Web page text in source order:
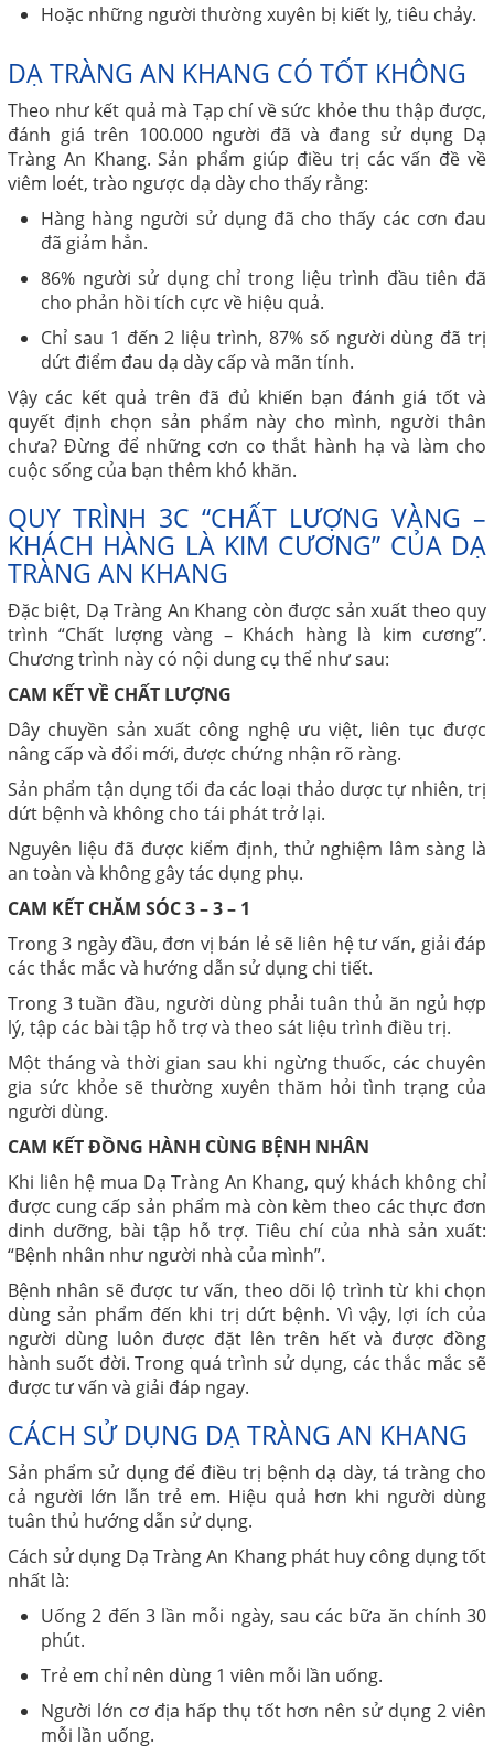
Hoặc những người thường xuyên bị kiết lỵ, tiêu chảy.
DẠ TRÀNG AN KHANG CÓ TỐT KHÔNG
Theo như kết quả mà Tạp chí về sức khỏe thu thập được,
đánh giá trên 100.000 người đã và đang sử dụng Dạ
Tràng An Khang. Sản phẩm giúp điều trị các vấn đề về
viêm loét, trào ngược dạ dày cho thấy rằng:
Hàng hàng người sử dụng đã cho thấy các cơn đau
đã giảm hẳn.
86% người sử dụng chỉ trong liệu trình đầu tiên đã
cho phản hồi tích cực về hiệu quả.
Chỉ sau 1 đến 2 liệu trình, 87% số người dùng đã trị
dứt điểm đau dạ dày cấp và mãn tính.
Vậy các kết quả trên đã đủ khiến bạn đánh giá tốt và
quyết định chọn sản phẩm này cho mình, người thân
chưa? Đừng để những cơn co thắt hành hạ và làm cho
cuộc sống của bạn thêm khó khăn.
QUY TRÌNH 3C “CHẤT LƯỢNG VÀNG –
KHÁCH HÀNG LÀ KIM CƯƠNG” CỦA DẠ
TRÀNG AN KHANG
Đặc biệt, Dạ Tràng An Khang còn được sản xuất theo quy
trình “Chất lượng vàng – Khách hàng là kim cương”.
Chương trình này có nội dung cụ thể như sau:
CAM KẾT VỀ CHẤT LƯỢNG
Dây chuyền sản xuất công nghệ ưu việt, liên tục được
nâng cấp và đổi mới, được chứng nhận rõ ràng.
Sản phẩm tận dụng tối đa các loại thảo dược tự nhiên, trị
dứt bệnh và không cho tái phát trở lại.
Nguyên liệu đã được kiểm định, thử nghiệm lâm sàng là
an toàn và không gây tác dụng phụ.
CAM KẾT CHĂM SÓC 3 – 3 – 1
Trong 3 ngày đầu, đơn vị bán lẻ sẽ liên hệ tư vấn, giải đáp
các thắc mắc và hướng dẫn sử dụng chi tiết.
Trong 3 tuần đầu, người dùng phải tuân thủ ăn ngủ hợp
lý, tập các bài tập hỗ trợ và theo sát liệu trình điều trị.
Một tháng và thời gian sau khi ngừng thuốc, các chuyên
gia sức khỏe sẽ thường xuyên thăm hỏi tình trạng của
người dùng.
CAM KẾT ĐỒNG HÀNH CÙNG BỆNH NHÂN
Khi liên hệ mua Dạ Tràng An Khang, quý khách không chỉ
được cung cấp sản phẩm mà còn kèm theo các thực đơn
dinh dưỡng, bài tập hỗ trợ. Tiêu chí của nhà sản xuất:
“Bệnh nhân như người nhà của mình”.
Bệnh nhân sẽ được tư vấn, theo dõi lộ trình từ khi chọn
dùng sản phẩm đến khi trị dứt bệnh. Vì vậy, lợi ích của
người dùng luôn được đặt lên trên hết và được đồng
hành suốt đời. Trong quá trình sử dụng, các thắc mắc sẽ
được tư vấn và giải đáp ngay.
CÁCH SỬ DỤNG DẠ TRÀNG AN KHANG
Sản phẩm sử dụng để điều trị bệnh dạ dày, tá tràng cho
cả người lớn lẫn trẻ em. Hiệu quả hơn khi người dùng
tuân thủ hướng dẫn sử dụng.
Cách sử dụng Dạ Tràng An Khang phát huy công dụng tốt
nhất là:
Uống 2 đến 3 lần mỗi ngày, sau các bữa ăn chính 30
phút.
Trẻ em chỉ nên dùng 1 viên mỗi lần uống.
Người lớn cơ địa hấp thụ tốt hơn nên sử dụng 2 viên
mỗi lần uống.